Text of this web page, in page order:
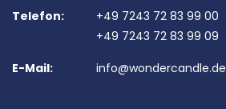
Telefon:
+49 7243 72 83 99 00
+49 7243 72 83 99 09
E-Mail:
info@wondercandle.de